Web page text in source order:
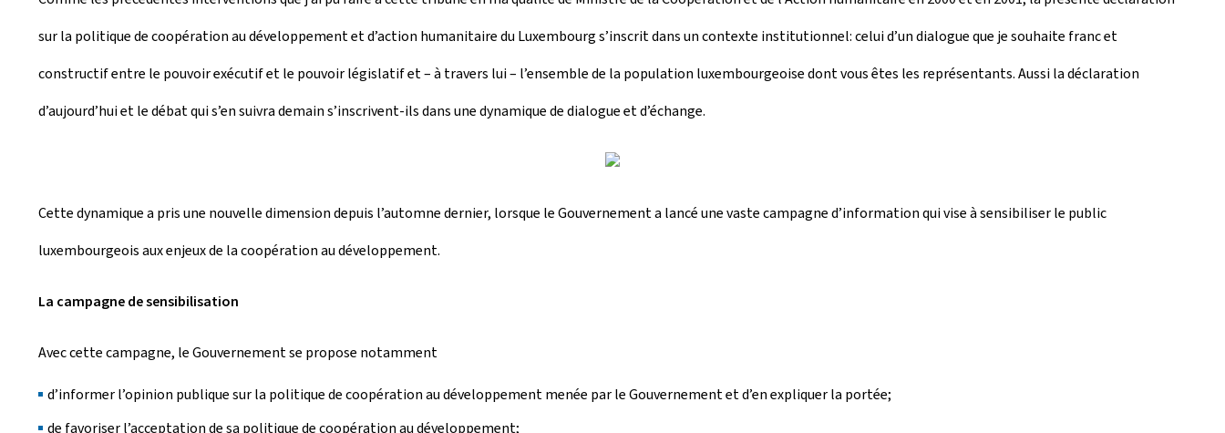
sur la politique de coopération au développement et d’action humanitaire du Luxembourg s’inscrit dans un contexte institutionnel: celui d’un dialogue que je souhaite franc et
constructif entre le pouvoir exécutif et le pouvoir législatif et – à travers lui – l’ensemble de la population luxembourgeoise dont vous êtes les représentants. Aussi la déclaration
d’aujourd’hui et le débat qui s’en suivra demain s’inscrivent-ils dans une dynamique de dialogue et d’échange.
Cette dynamique a pris une nouvelle dimension depuis l’automne dernier, lorsque le Gouvernement a lancé une vaste campagne d’information qui vise à sensibiliser le public
luxembourgeois aux enjeux de la coopération au développement.
La campagne de sensibilisation
Avec cette campagne, le Gouvernement se propose notamment
d’informer l’opinion publique sur la politique de coopération au développement menée par le Gouvernement et d’en expliquer la portée;
de favoriser l’acceptation de sa politique de coopération au développement;